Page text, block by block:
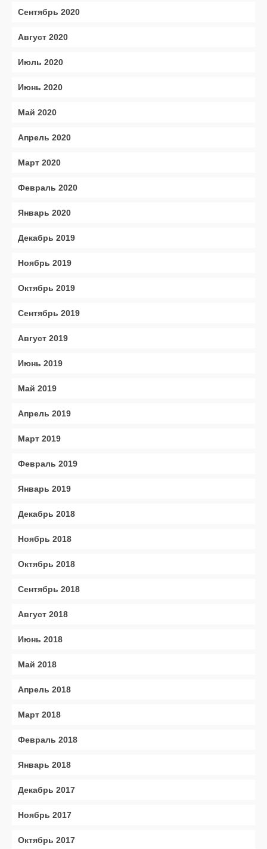
Сентябрь 2020
Август 2020
Июль 2020
Июнь 2020
Май 2020
Апрель 2020
Март 2020
Февраль 2020
Январь 2020
Декабрь 2019
Ноябрь 2019
Октябрь 2019
Сентябрь 2019
Август 2019
Июнь 2019
Май 2019
Апрель 2019
Март 2019
Февраль 2019
Январь 2019
Декабрь 2018
Ноябрь 2018
Октябрь 2018
Сентябрь 2018
Август 2018
Июнь 2018
Май 2018
Апрель 2018
Март 2018
Февраль 2018
Январь 2018
Декабрь 2017
Ноябрь 2017
Октябрь 2017